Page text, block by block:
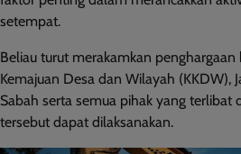
setempat.
Beliau turut merakamkan penghargaan
Kemajuan Desa dan Wilayah (KKDW),
Sabah serta semua pihak yang terlibat
tersebut dapat dilaksanakan.